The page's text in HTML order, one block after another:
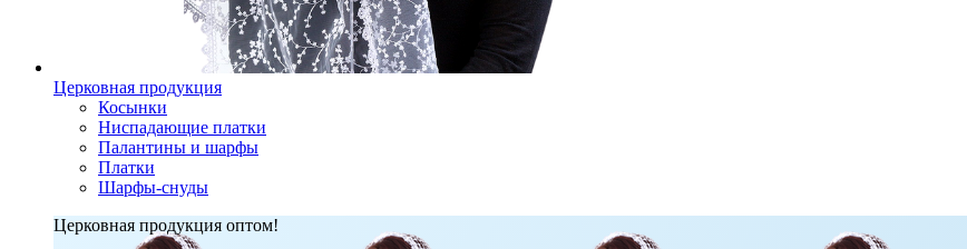
Церковная продукция
Косынки
Ниспадающие платки
Палантины и шарфы
Платки
Шарфы-снуды
Церковная продукция оптом!